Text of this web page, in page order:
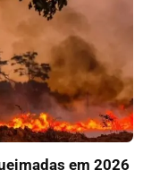
em 2026